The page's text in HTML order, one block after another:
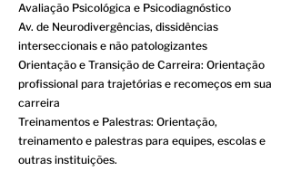
Avaliação Psicológica e Psicodiagnóstico
Av. de Neurodivergências, dissidências
interseccionais e não patologizantes
Orientação e Transição de Carreira: Orientação
profissional para trajetórias e recomeços em sua
carreira
Treinamentos e Palestras: Orientação,
treinamento e palestras para equipes, escolas e
outras instituições.